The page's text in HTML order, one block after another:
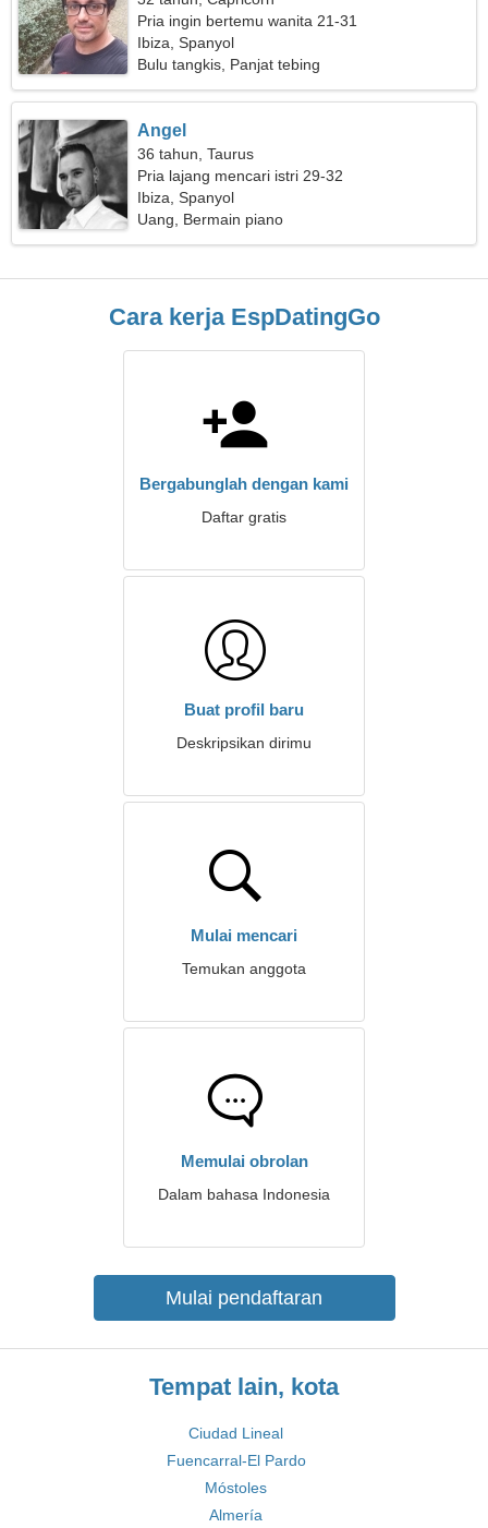
Pria ingin bertemu wanita 21-31
Ibiza, Spanyol
Bulu tangkis, Panjat tebing
Angel
36 tahun, Taurus
Pria lajang mencari istri 29-32
Ibiza, Spanyol
Uang, Bermain piano
Cara kerja EspDatingGo
Bergabunglah dengan kami
Daftar gratis
Buat profil baru
Deskripsikan dirimu
Mulai mencari
Temukan anggota
Memulai obrolan
Dalam bahasa Indonesia
Mulai pendaftaran
Tempat lain, kota
Ciudad Lineal
Fuencarral-El Pardo
Móstoles
Almería